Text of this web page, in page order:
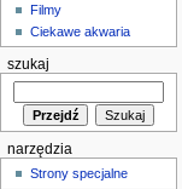
Filmy
Ciekawe akwaria
szukaj
narzędzia
Strony specjalne